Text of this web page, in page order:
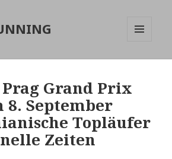
Grand Prix
8. September
Topläufer
Zeiten